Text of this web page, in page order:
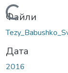
Вантажиться...
Файли
Дата
2016